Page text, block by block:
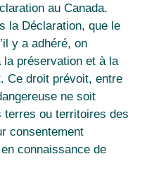
au Canada.
la Déclaration, que le
y a adhéré, on
la préservation et à la
Ce droit prévoit, entre
ne soit
terres ou territoires des
consentement
connaissance de